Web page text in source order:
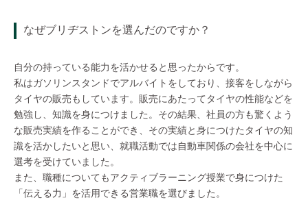
なぜブリヂストンを選んだのですか？
自分の持っている能力を活かせると思ったからです。
私はガソリンスタンドでアルバイトをしており、接客をしながら
タイヤの販売もしています。販売にあたってタイヤの性能などを
勉強し、知識を身につけました。その結果、社員の方も驚くよう
な販売実績を作ることができ、その実績と身につけたタイヤの知
識を活かしたいと思い、就職活動では自動車関係の会社を中心に
選考を受けていました。
また、職種についてもアクティブラーニング授業で身につけた
「伝える力」を活用できる営業職を選びました。